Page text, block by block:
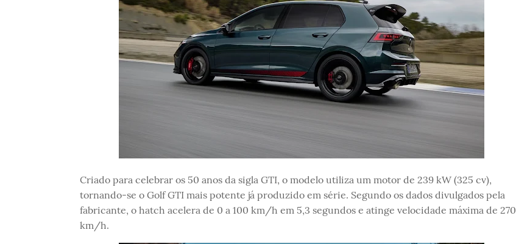
Criado para celebrar os 50 anos da sigla GTI, o modelo utiliza um motor de 239 kW (325 cv),
tornando-se o Golf GTI mais potente já produzido em série. Segundo os dados divulgados pela
fabricante, o hatch acelera de 0 a 100 km/h em 5,3 segundos e atinge velocidade máxima de 270
km/h.